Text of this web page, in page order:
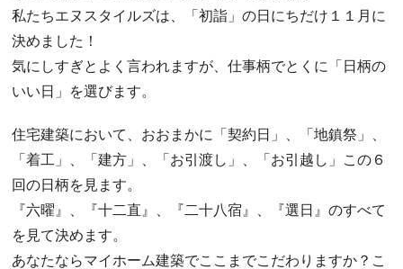
私たちエヌスタイルズは、「初詣」の日にちだけ１１月に
決めました！
気にしすぎとよく言われますが、仕事柄でとくに「日柄の
いい日」を選びます。
住宅建築において、おおまかに「契約日」、「地鎮祭」、
「着工」、「建方」、「お引渡し」、「お引越し」この６
回の日柄を見ます。
『六曜』、『十二直』、『二十八宿』、『選日』のすべて
を見て決めます。
あなたならマイホーム建築でここまでこだわりますか？こ